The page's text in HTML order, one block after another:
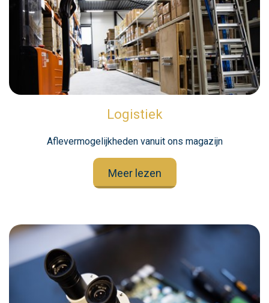
Logistiek
Aflevermogelijkheden vanuit ons magazijn
Meer lezen